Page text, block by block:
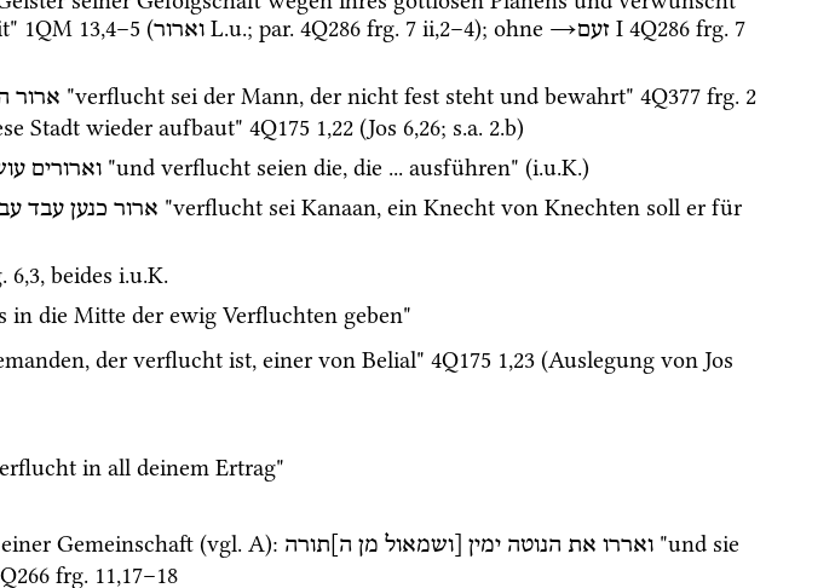
1QM 13,4–5 (וארור L.u.; par. 4Q286 frg. 7 ii,2–4); ohne →זעם ‎ I 4Q286 frg. 7
ארור "verflucht sei der Mann, der nicht fest steht und bewahrt" 4Q377 frg. 2
Stadt wieder aufbaut" 4Q175 1,22 (Jos 6,26; s.a. 2.b)
וארורים "und verflucht seien die, die ... ausführen" (i.u.K.)
ארור כנען עבד
"verflucht sei Kanaan, ein Knecht von Knechten soll er für
6,3, beides i.u.K.
in die Mitte der ewig Verfluchten geben"
der verflucht ist, einer von Belial" 4Q175 1,23 (Auslegung von Jos
in all deinem Ertrag"
Gemeinschaft (vgl. A): ואררו את הנוטה ימין [ושמאול מן ה]תורה
"und sie
frg. 11,17–18